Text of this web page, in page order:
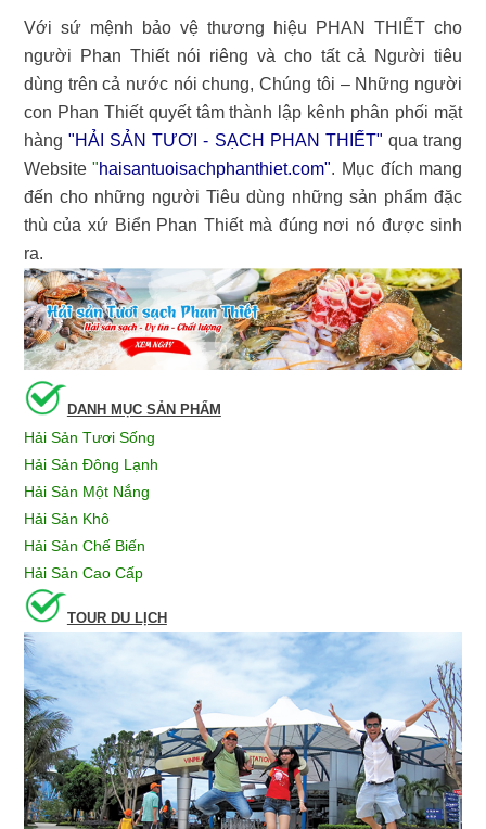
Với sứ mệnh bảo vệ thương hiệu PHAN THIẾT cho
người Phan Thiết nói riêng và cho tất cả Người tiêu
dùng trên cả nước nói chung, Chúng tôi – Những người
con Phan Thiết quyết tâm thành lập kênh phân phối mặt
hàng "HẢI SẢN TƯƠI - SẠCH PHAN THIẾT" qua trang
Website"haisantuoisachphanthiet.com". Mục đích mang
đến cho những người Tiêu dùng những sản phẩm đặc
thù của xứ Biển Phan Thiết mà đúng nơi nó được sinh
ra.
DANH MỤC SẢN PHẨM
Hải Sản Tươi Sống
Hải Sản Đông Lạnh
Hải Sản Một Nắng
Hải Sản Khô
Hải Sản Chế Biến
Hải Sản Cao Cấp
TOUR DU LỊCH